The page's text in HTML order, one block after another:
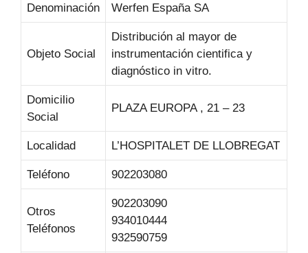
Denominación Werfen España SA
Objeto Social
Distribución al mayor de
instrumentación cientifica y
diagnóstico in vitro.
Domicilio
Social
PLAZA EUROPA , 21 – 23
Localidad L’HOSPITALET DE LLOBREGAT
Teléfono 902203080
Otros
Teléfonos
902203090
934010444
932590759